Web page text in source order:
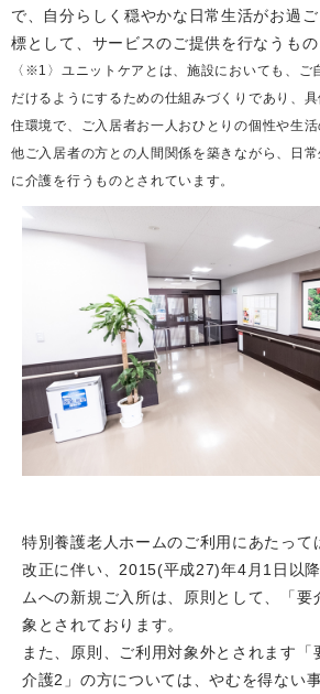
で、自分らしく穏やかな日常生活がお過
標として、サービスのご提供を行なうもの
〈※1〉ユニットケアとは、施設においても、ご
だけるようにするための仕組みづくりであり、
住環境で、ご入居者お一人おひとりの個性や生活
他ご入居者の方との人間関係を築きながら、日
に介護を行うものとされています。
特別養護老人ホームのご利用にあたって
改正に伴い、2015(平成27)年4月1日以
ムへの新規ご入所は、原則として、「
象とされております。
また、原則、ご利用対象外とされます
介護2」の方については、やむを得ない